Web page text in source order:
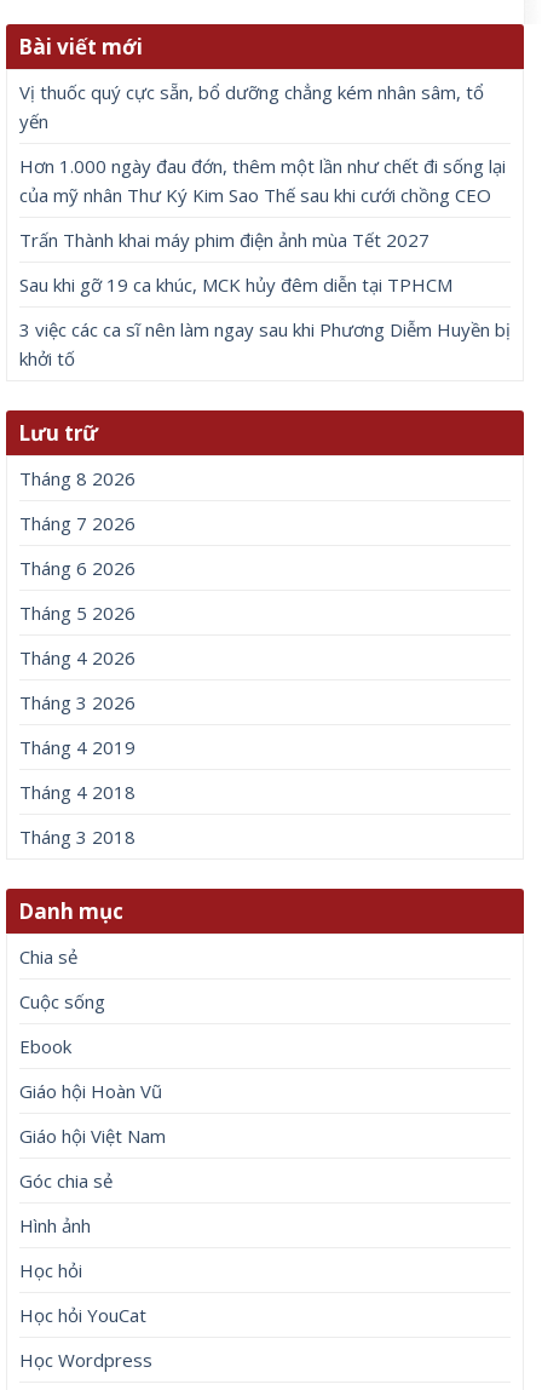
Bài viết mới
Vị thuốc quý cực sẵn, bổ dưỡng chẳng kém nhân sâm, tổ
yến
Hơn 1.000 ngày đau đớn, thêm một lần như chết đi sống lại
của mỹ nhân Thư Ký Kim Sao Thế sau khi cưới chồng CEO
Trấn Thành khai máy phim điện ảnh mùa Tết 2027
Sau khi gỡ 19 ca khúc, MCK hủy đêm diễn tại TPHCM
3 việc các ca sĩ nên làm ngay sau khi Phương Diễm Huyền bị
khởi tố
Lưu trữ
Tháng 8 2026
Tháng 7 2026
Tháng 6 2026
Tháng 5 2026
Tháng 4 2026
Tháng 3 2026
Tháng 4 2019
Tháng 4 2018
Tháng 3 2018
Danh mục
Chia sẻ
Cuộc sống
Ebook
Giáo hội Hoàn Vũ
Giáo hội Việt Nam
Góc chia sẻ
Hình ảnh
Học hỏi
Học hỏi YouCat
Học Wordpress